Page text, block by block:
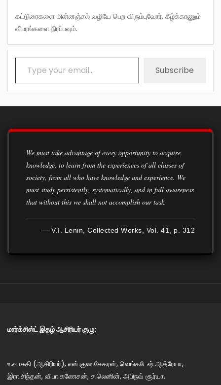
கட்டுரைகளை மின்னஞ்சல் வழியே பெற விரும்புவோர், கீழ்க்காணும்
விபரங்களை நிரப்பவும்.
Type your email…
Subscribe
We must take advantage of every opportunity to acquire
knowledge, to learn from the experiences of all classes of
society, from all who have knowledge and experience. We
must study persistently, systematically, and in full awareness
that without this we shall not accomplish our task.
— V.I. Lenin, Collected Works, Vol. 41, p. 312
மார்க்சிஸ்ட் இதழ் ஆசிரியர் குழு:
உ.வாசுகி (ஆசிரியர்), என்.குணசேகரன், வெங்கடேஷ் ஆத்ரேயா,
இரா.சிந்தன், வீ.பா.கணேசன், ச.லெனின், அபிநவ் சூர்யா.